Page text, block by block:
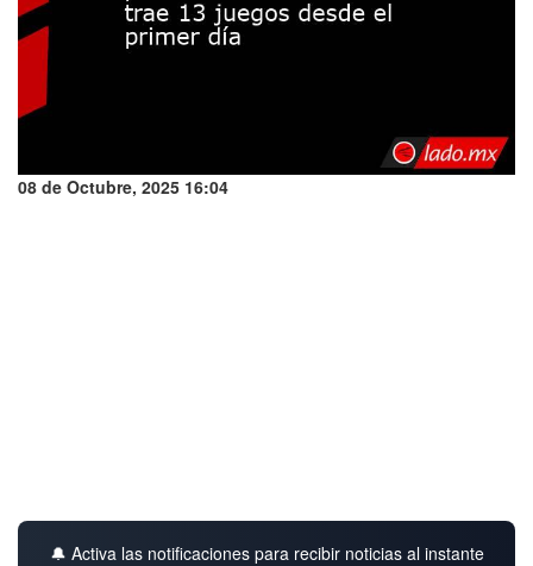
08 de Octubre, 2025 16:04
🔔 Activa las notificaciones para recibir noticias al instante